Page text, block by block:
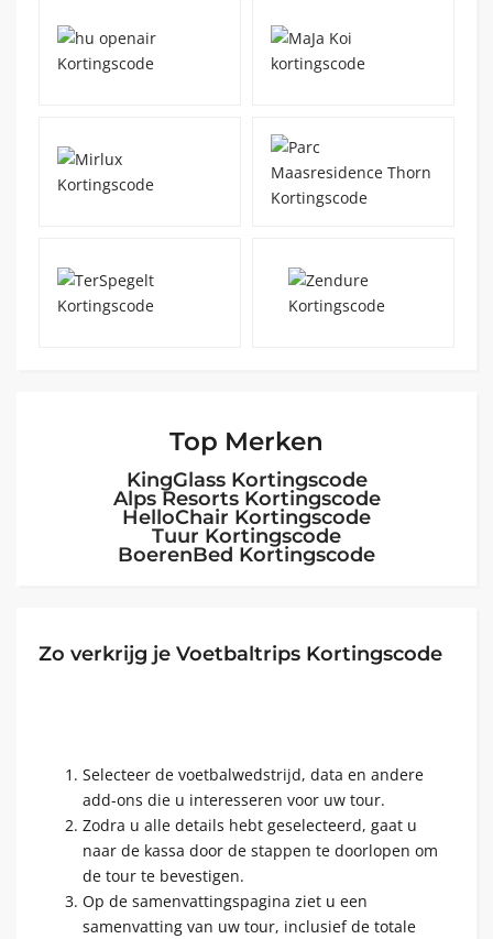
Top Merken
KingGlass Kortingscode
Alps Resorts Kortingscode
HelloChair Kortingscode
Tuur Kortingscode
BoerenBed Kortingscode
Zo verkrijg je Voetbaltrips Kortingscode
Selecteer de voetbalwedstrijd, data en andere
add-ons die u interesseren voor uw tour.
Zodra u alle details hebt geselecteerd, gaat u
naar de kassa door de stappen te doorlopen om
de tour te bevestigen.
Op de samenvattingspagina ziet u een
samenvatting van uw tour, inclusief de totale